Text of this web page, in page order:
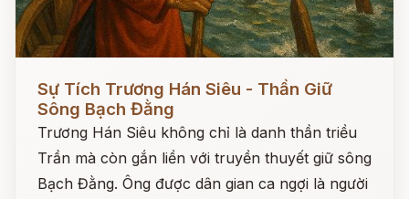
Sự Tích Trương Hán Siêu - Thần Giữ
Sông Bạch Đằng
Trương Hán Siêu không chỉ là danh thần triều
Trần mà còn gắn liền với truyền thuyết giữ sông
Bạch Đằng. Ông được dân gian ca ngợi là người